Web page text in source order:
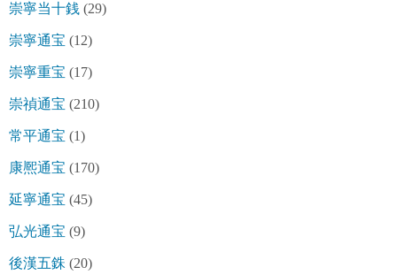
崇寧当十銭 (29)
崇寧通宝 (12)
崇寧重宝 (17)
崇禎通宝 (210)
常平通宝 (1)
康熈通宝 (170)
延寧通宝 (45)
弘光通宝 (9)
後漢五銖 (20)